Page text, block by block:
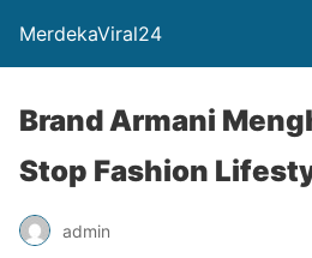
MerdekaViral24
Brand Armani
Stop Fashion
admin